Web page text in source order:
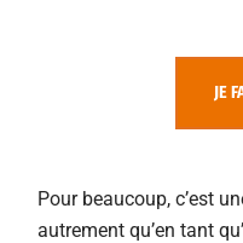
JE
Pour beaucoup, c’est
autrement qu’en tant